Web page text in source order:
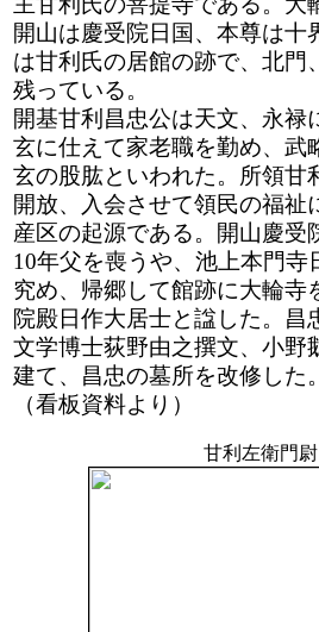
開山は慶受院日国、本尊は
は甘利氏の居館の跡で、北門
残っている。
開基甘利昌忠公は天文、永
玄に仕えて家老職を勤め、武
玄の股肱といわれた。所領甘
開放、入会させて領民の福
産区の起源である。開山慶
10年父を喪うや、池上本門
究め、帰郷して館跡に大輪寺
院殿日作大居士と諡した。昌
文学博士荻野由之撰文、小野
建て、昌忠の墓所を改修した。
（看板資料より）
甘利左衛門尉